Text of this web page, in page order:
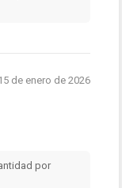
de enero de 2026
por